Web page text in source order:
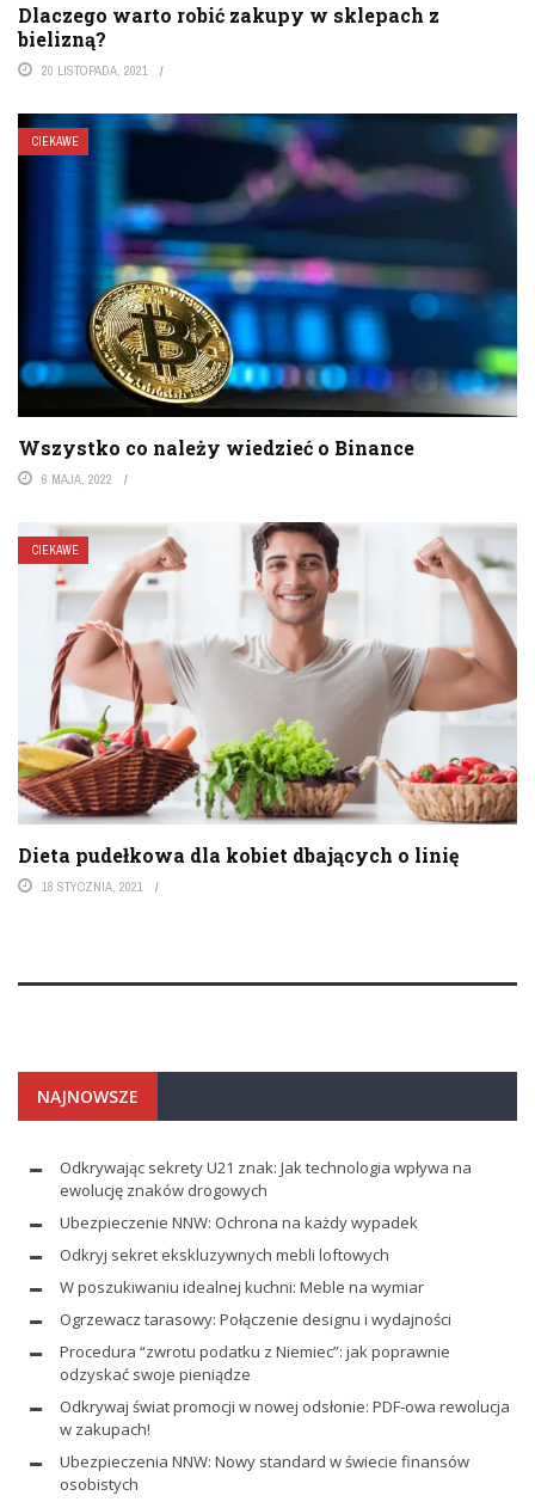
Dlaczego warto robić zakupy w sklepach z
bielizną?
20 LISTOPADA, 2021
CIEKAWE
Wszystko co należy wiedzieć o Binance
6 MAJA, 2022
CIEKAWE
Dieta pudełkowa dla kobiet dbających o linię
18 STYCZNIA, 2021
NAJNOWSZE
Odkrywając sekrety U21 znak: Jak technologia wpływa na
ewolucję znaków drogowych
Ubezpieczenie NNW: Ochrona na każdy wypadek
Odkryj sekret ekskluzywnych mebli loftowych
W poszukiwaniu idealnej kuchni: Meble na wymiar
Ogrzewacz tarasowy: Połączenie designu i wydajności
Procedura “zwrotu podatku z Niemiec”: jak poprawnie
odzyskać swoje pieniądze
Odkrywaj świat promocji w nowej odsłonie: PDF-owa rewolucja
w zakupach!
Ubezpieczenia NNW: Nowy standard w świecie finansów
osobistych